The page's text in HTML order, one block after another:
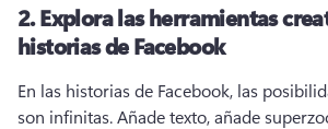
2. Explora las herramientas
historias de Facebook
En las historias de Facebook, las
son infinitas. Añade texto, añade